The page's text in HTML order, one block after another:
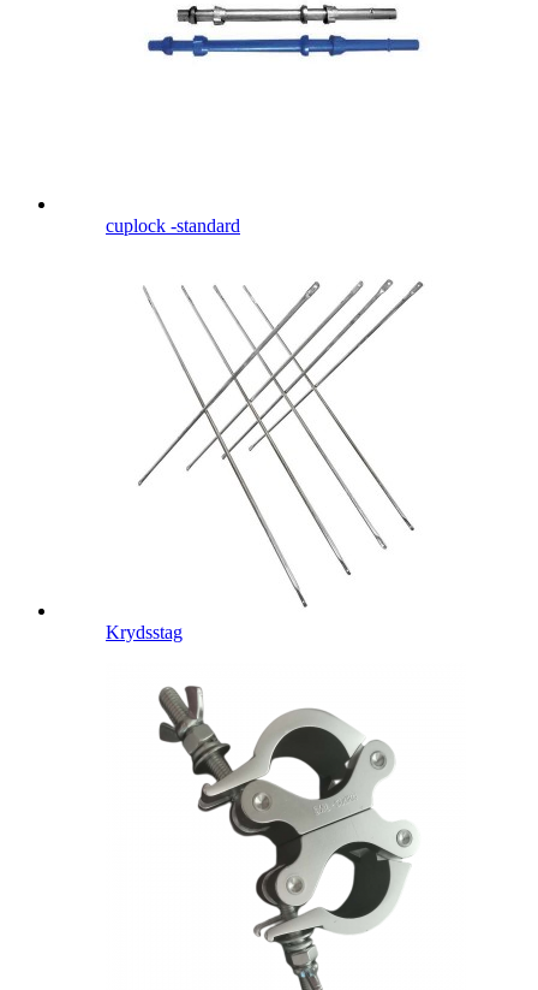
cuplock -standard
Krydsstag